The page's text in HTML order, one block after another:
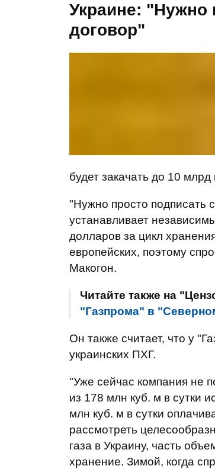
Украине: "Нужно
договор"
будет закачать до 10
"Нужно просто подписать
устанавливает
долларов за цикл
европейских, поэтому
Макогон.
Читайте также на
"Газпрома" в
Он также считает, что у
украинских ПХГ.
"Уже сейчас компания не
из 178 млн куб. м в сутки
млн куб. м в сутки
рассмотреть
газа в Украину, часть
хранение. Зимой, когда